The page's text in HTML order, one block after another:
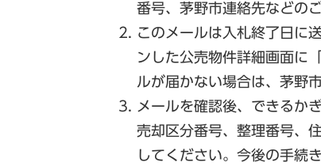
番号、茅野市連絡先などの
このメールは入札終了日に
ンした公売物件詳細画面に
ルが届かない場合は、茅野
メールを確認後、できるか
売却区分番号、整理番号、
してください。今後の手続